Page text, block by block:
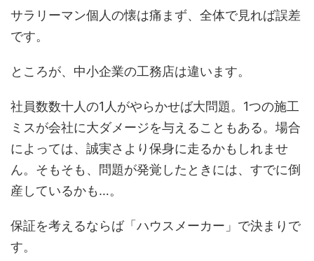
サラリーマン個人の懐は痛まず、全体で見れば誤差
です。
ところが、中小企業の工務店は違います。
社員数数十人の1人がやらかせば大問題。1つの施工
ミスが会社に大ダメージを与えることもある。場合
によっては、誠実さより保身に走るかもしれませ
ん。そもそも、問題が発覚したときには、すでに倒
産しているかも…。
保証を考えるならば「ハウスメーカー」で決まりで
す。